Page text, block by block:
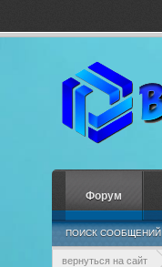
вернуться на сайт
Форум
ПОИСК СООБЩЕНИЙ